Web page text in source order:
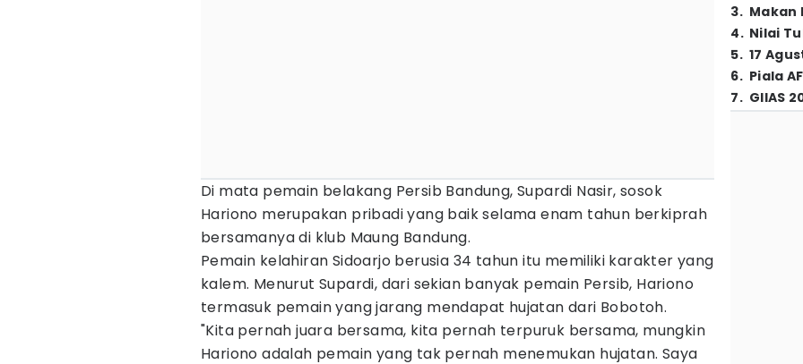
Di mata pemain belakang Persib Bandung, Supardi Nasir, sosok
Hariono merupakan pribadi yang baik selama enam tahun berkiprah
bersamanya di klub Maung Bandung.
Pemain kelahiran Sidoarjo berusia 34 tahun itu memiliki karakter yang
kalem. Menurut Supardi, dari sekian banyak pemain Persib, Hariono
termasuk pemain yang jarang mendapat hujatan dari Bobotoh.
"Kita pernah juara bersama, kita pernah terpuruk bersama, mungkin
Hariono adalah pemain yang tak pernah menemukan hujatan. Saya
3. Makan
4. Nilai
5. 17
6. Piala
7. GIIAS